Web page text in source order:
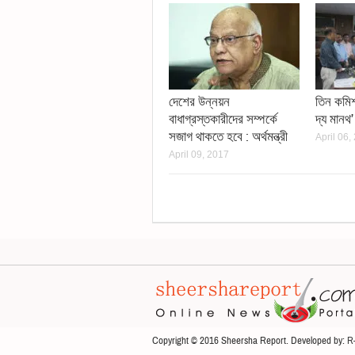
দেশের উন্নয়ন
বাধাগ্রস্তকারীদের সম্পর্কে
সজাগ থাকতে হবে : অর্থমন্ত্রী
April 09, 2017
তিন
দ্য
April 06,
Copyright © 2016 Sheersha Report. Developed by: